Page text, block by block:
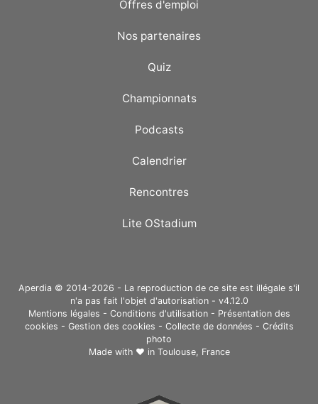
Offres d'emploi
Nos partenaires
Quiz
Championnats
Podcasts
Calendrier
Rencontres
Lite OStadium
Aperdia © 2014-2026 - La reproduction de ce site est illégale s'il
n'a pas fait l'objet d'autorisation - v4.12.0
Mentions légales - Conditions d'utilisation- Présentation des
cookies - Gestion des cookies - Collecte de données - Crédits
photo
Made with ❤ in Toulouse, France